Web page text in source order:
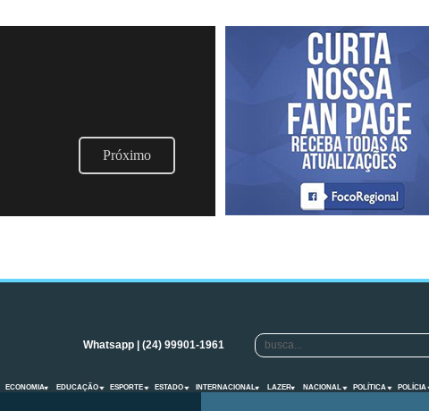
Próximo
Whatsapp | (24) 99901-1961
ECONOMIA EDUCAÇÃO ESPORTE ESTADO INTERNACIONAL LAZER NACIONAL POLÍTICA POLÍCIA